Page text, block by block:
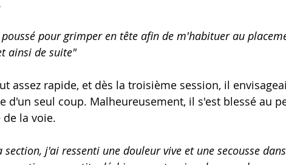
pour grimper en tête afin de m'habituer au
ainsi de suite"
assez rapide, et dès la troisième session, il
d'un seul coup. Malheureusement, il s'est blessé au
la voie.
j'ai ressenti une douleur vive et une secousse